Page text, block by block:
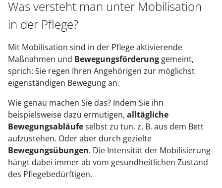
Was versteht man unter Mobilisation
in der Pflege?
Mit Mobilisation sind in der Pflege aktivierende
Maßnahmen und Bewegungsförderung gemeint,
sprich: Sie regen Ihren Angehörigen zur möglichst
eigenständigen Bewegung an.
Wie genau machen Sie das? Indem Sie ihn
beispielsweise dazu ermutigen, alltägliche
Bewegungsabläufeselbst zu tun, z. B. aus dem Bett
aufzustehen. Oder aber durch gezielte
Bewegungsübungen. Die Intensität der Mobilisierung
hängt dabei immer ab vom gesundheitlichen Zustand
des Pflegebedürftigen.